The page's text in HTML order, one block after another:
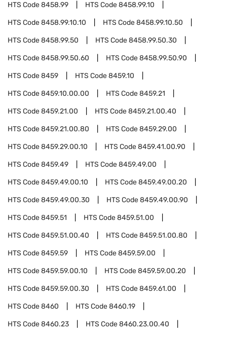
HTS Code8458.99 HTS Code8458.99.10
HTS Code8458.99.10.10 HTS Code8458.99.10.50
HTS Code8458.99.50 HTS Code8458.99.50.30
HTS Code8458.99.50.60 HTS Code8458.99.50.90
HTS Code8459 HTS Code8459.10
HTS Code8459.10.00.00 HTS Code8459.21
HTS Code8459.21.00 HTS Code8459.21.00.40
HTS Code8459.21.00.80 HTS Code8459.29.00
HTS Code8459.29.00.10 HTS Code8459.41.00.90
HTS Code8459.49 HTS Code8459.49.00
HTS Code8459.49.00.10 HTS Code8459.49.00.20
HTS Code8459.49.00.30 HTS Code8459.49.00.90
HTS Code8459.51 HTS Code8459.51.00
HTS Code8459.51.00.40 HTS Code8459.51.00.80
HTS Code8459.59 HTS Code8459.59.00
HTS Code8459.59.00.10 HTS Code8459.59.00.20
HTS Code8459.59.00.30 HTS Code8459.61.00
HTS Code8460 HTS Code8460.19
HTS Code8460.23 HTS Code8460.23.00.40